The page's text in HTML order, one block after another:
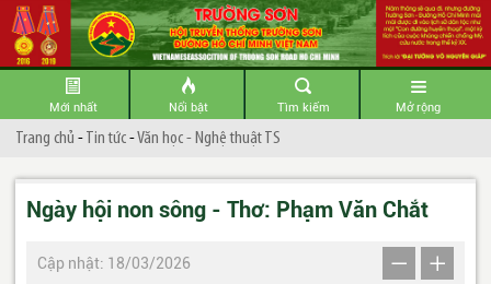
Mới nhất Nổi bật Tìm kiếm Mở rộng
Trang chủ -Tin tức-Văn học - Nghệ thuật TS
Ngày hội non sông - Thơ: Phạm Văn Chắt
Cập nhật: 18/03/2026